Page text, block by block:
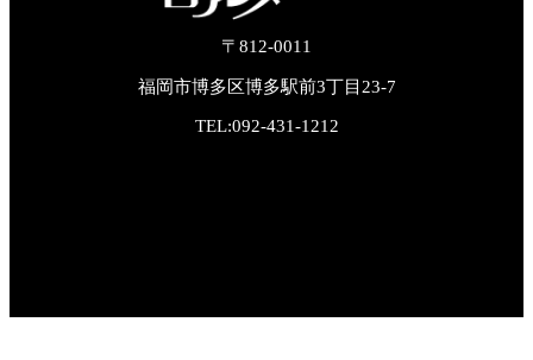
〒812-0011
福岡市博多区博多駅前3丁目23-7
TEL:092-431-1212